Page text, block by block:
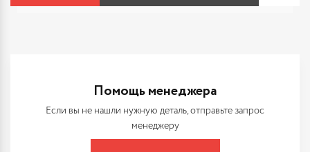
Помощь менеджера
Если вы не нашли нужную деталь, отправьте запрос
менеджеру